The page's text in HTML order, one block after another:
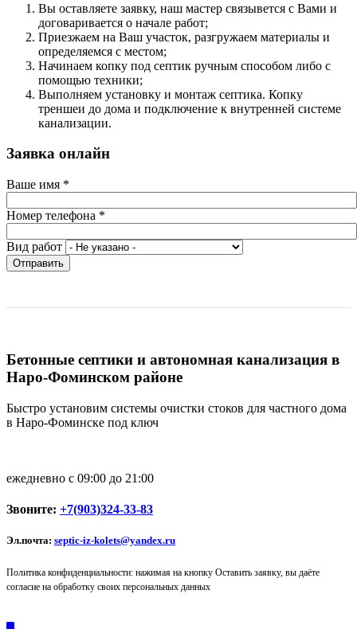
Вы оcтавляете заявку, наш мастер связывется с Вами и
договаривается о начале работ;
Приезжаем на Ваш участок, разгружаем материалы и
определяемся с местом;
Начинаем копку под септик ручным способом либо с
помощью техники;
Выполняем установку и монтаж септика. Копку
треншеи до дома и подключение к внутренней системе
канализации.
Заявка онлайн
Ваше имя *
Номер телефона *
Вид работ
Отправить
Бетонные септики и автономная канализация в
Наро-Фоминском районе
Быстро установим системы очистки стоков для частного дома
в Наро-Фоминске под ключ
ежедневно с 09:00 до 21:00
Звоните: +7(903)324-33-83
Эл.почта: septic-iz-kolets@yandex.ru
Политика конфиденциальности: нажимая на кнопку Оставить заявку, вы даёте
согласие на обработку своих персональных данных